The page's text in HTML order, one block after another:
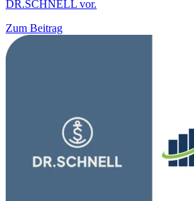
DR.SCHNELL vor.
Zum Beitrag